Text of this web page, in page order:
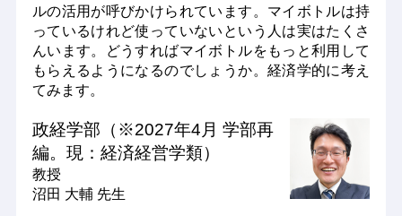
ルの活用が呼びかけられています。マイボトルは持
っているけれど使っていないという人は実はたくさ
んいます。どうすればマイボトルをもっと利用して
もらえるようになるのでしょうか。経済学的に考え
てみます。
政経学部（※2027年4月 学部再
編。現：経済経営学類）
教授
沼田 大輔 先生